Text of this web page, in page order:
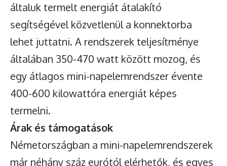
általuk termelt energiát átalakító
segítségével közvetlenül a konnektorba
lehet juttatni. A rendszerek teljesítménye
általában 350-470 watt között mozog, és
egy átlagos mini-napelemrendszer évente
400-600 kilowattóra energiát képes
termelni.
Árak és támogatások
Németországban a mini-napelemrendszerek
már néhány száz eurótól elérhetők, és egyes